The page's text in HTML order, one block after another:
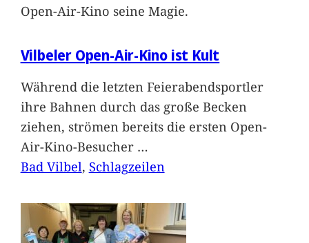
Open-Air-Kino seine Magie.
Vilbeler Open-Air-Kino ist Kult
Während die letzten Feierabendsportler
ihre Bahnen durch das große Becken
ziehen, strömen bereits die ersten Open-
Air-Kino-Besucher …
Bad Vilbel, Schlagzeilen